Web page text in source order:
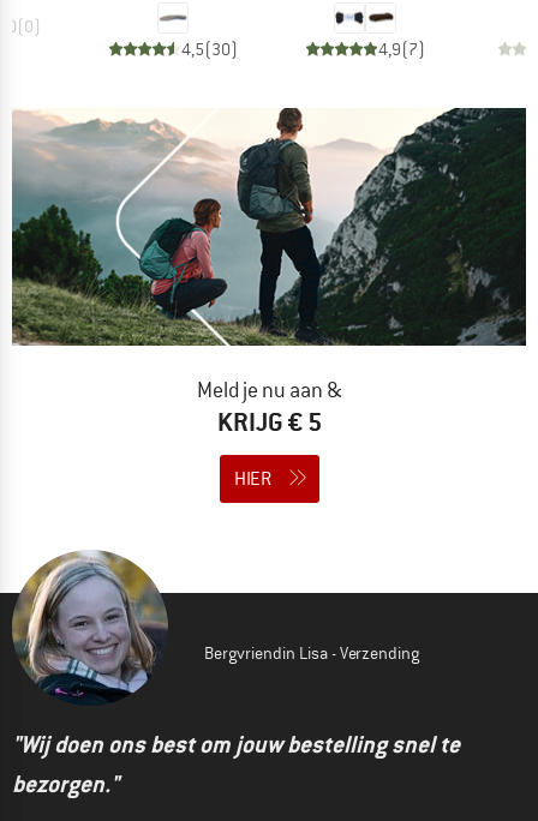
(0)
4,5(30) 4,9(7)
Meld je nu aan &
KRIJG € 5
HIER
Bergvriendin Lisa - Verzending
"Wij doen ons best om jouw bestelling snel te
bezorgen."